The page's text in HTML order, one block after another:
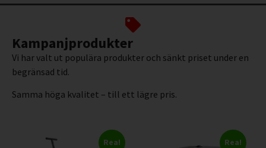
Kampanjprodukter
Vi har valt ut populära produkter och sänkt priset under en
begränsad tid.
Samma höga kvalitet – till ett lägre pris.
Rea! Rea!